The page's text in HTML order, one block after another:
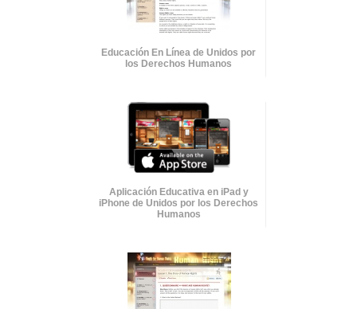
Educación En Línea de Unidos por
los Derechos Humanos
Aplicación Educativa en iPad y
iPhone de Unidos por los Derechos
Humanos